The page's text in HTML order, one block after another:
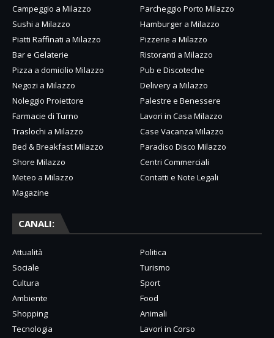
Campeggio a Milazzo
Parcheggio Porto Milazzo
Sushi a Milazzo
Hamburger a Milazzo
Piatti Raffinati a Milazzo
Pizzerie a Milazzo
Bar e Gelaterie
Ristoranti a Milazzo
Pizza a domicilio Milazzo
Pub e Discoteche
Negozi a Milazzo
Delivery a Milazzo
Noleggio Proiettore
Palestre e Benessere
Farmacie di Turno
Lavori in Casa Milazzo
Traslochi a Milazzo
Case Vacanza Milazzo
Bed & Breakfast Milazzo
Paradiso Disco Milazzo
Shore Milazzo
Centri Commerciali
Meteo a Milazzo
Contatti e Note Legali
Magazine
CANALI:
Attualità
Politica
Sociale
Turismo
Cultura
Sport
Ambiente
Food
Shopping
Animali
Tecnologia
Lavori in Corso